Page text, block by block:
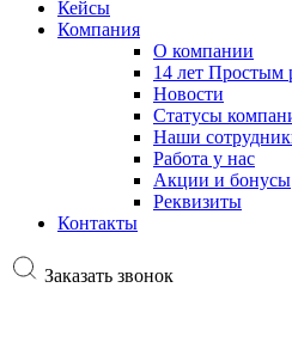
Кейсы
Компания
О компании
14 лет Простым
Новости
Статусы
Наши
Работа у нас
Акции и бонусы
Реквизиты
Контакты
Заказать звонок